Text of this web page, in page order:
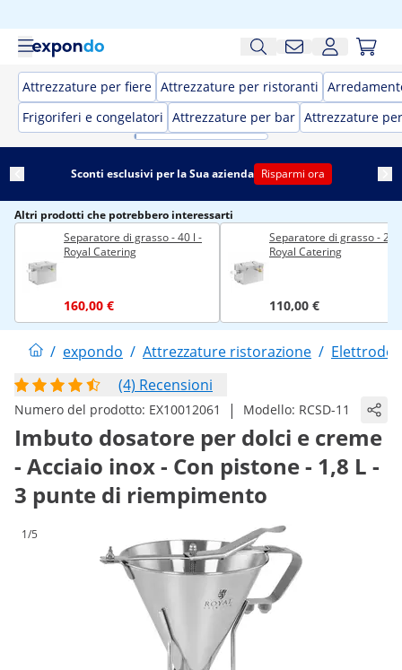
Attrezzature per fiere Attrezzature per ristoranti
Frigoriferi e congelatori Attrezzature per bar Attrezzature
Sconti esclusivi per la Sua azienda Risparmi ora
Altri prodotti che potrebbero interessarti
Separatore di grasso - 40 l -
Royal Catering
160,00 €
Separatore di grasso - 21
Royal Catering
110,00 €
/ expondo / Attrezzature ristorazione /
(4) Recensioni
Numero del prodotto: EX10012061 | Modello: RCSD-11
Imbuto dosatore per dolci e creme
- Acciaio inox - Con pistone - 1,8 L -
3 punte di riempimento
1/5